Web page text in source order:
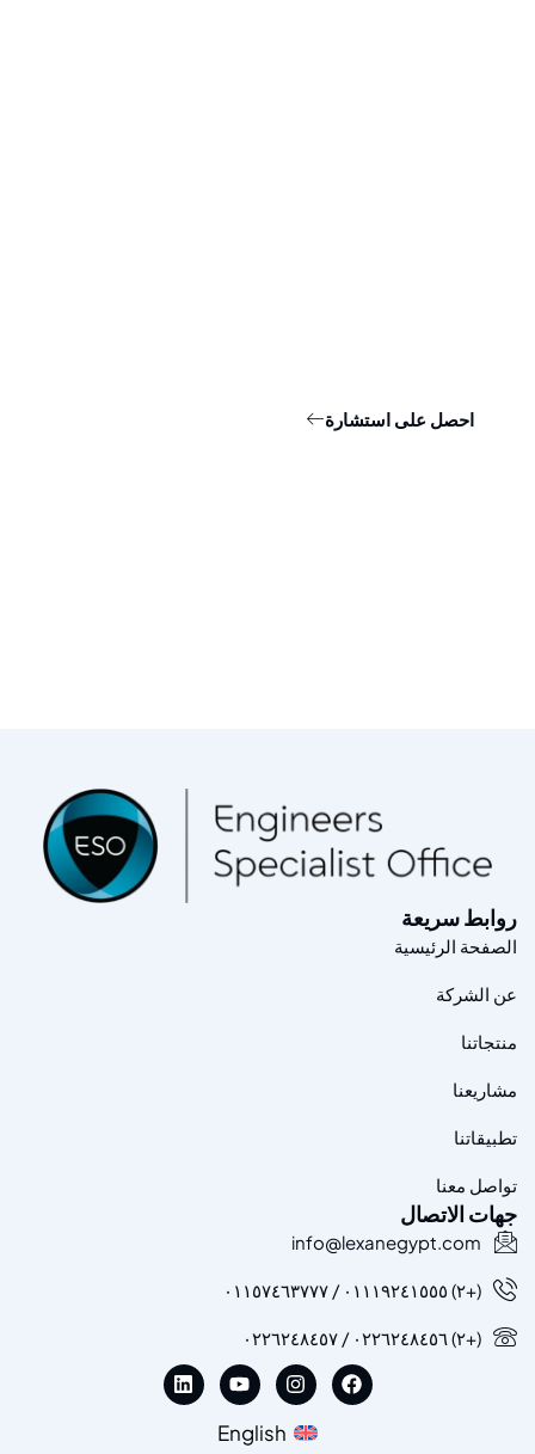
احصل على استشارة
روابط سريعة
الصفحة الرئيسية
عن الشركة
منتجاتنا
مشاريعنا
تطبيقاتنا
تواصل معنا
جهات الاتصال
info@lexanegypt.com
(+٢) ٠١١١٩٢٤١٥٥٥ / ٠١١٥٧٤٦٣٧٧٧
(+٢) ٠٢٢٦٢٤٨٤٥٦ / ٠٢٢٦٢٤٨٤٥٧
English